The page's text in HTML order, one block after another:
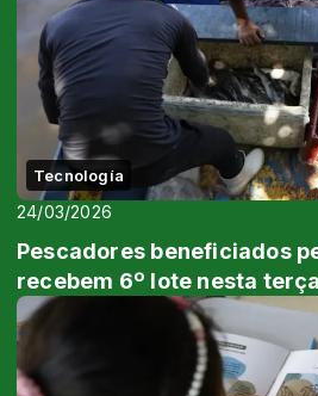
Tecnología
24/03/2026
Pescadores beneficiados
recebem 6º lote nesta terça